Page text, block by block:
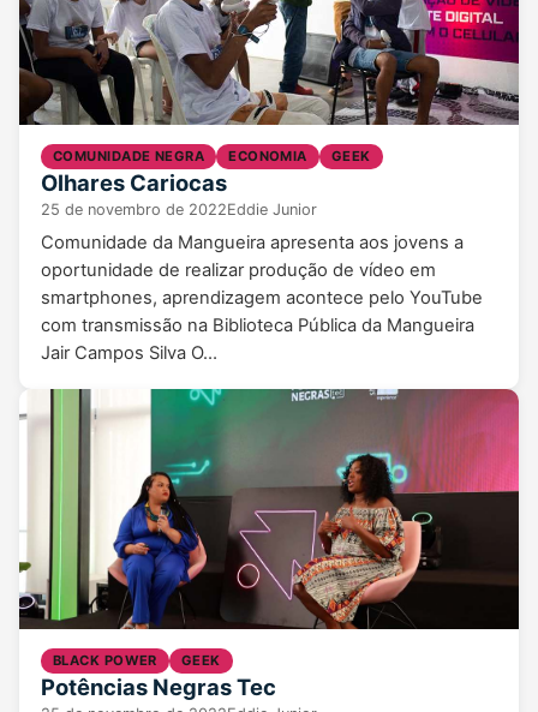
COMUNIDADE NEGRA ECONOMIA GEEK
Olhares Cariocas
25 de novembro de 2022Eddie Junior
Comunidade da Mangueira apresenta aos jovens a
oportunidade de realizar produção de vídeo em
smartphones, aprendizagem acontece pelo YouTube
com transmissão na Biblioteca Pública da Mangueira
Jair Campos Silva O…
BLACK POWER GEEK
Potências Negras Tec